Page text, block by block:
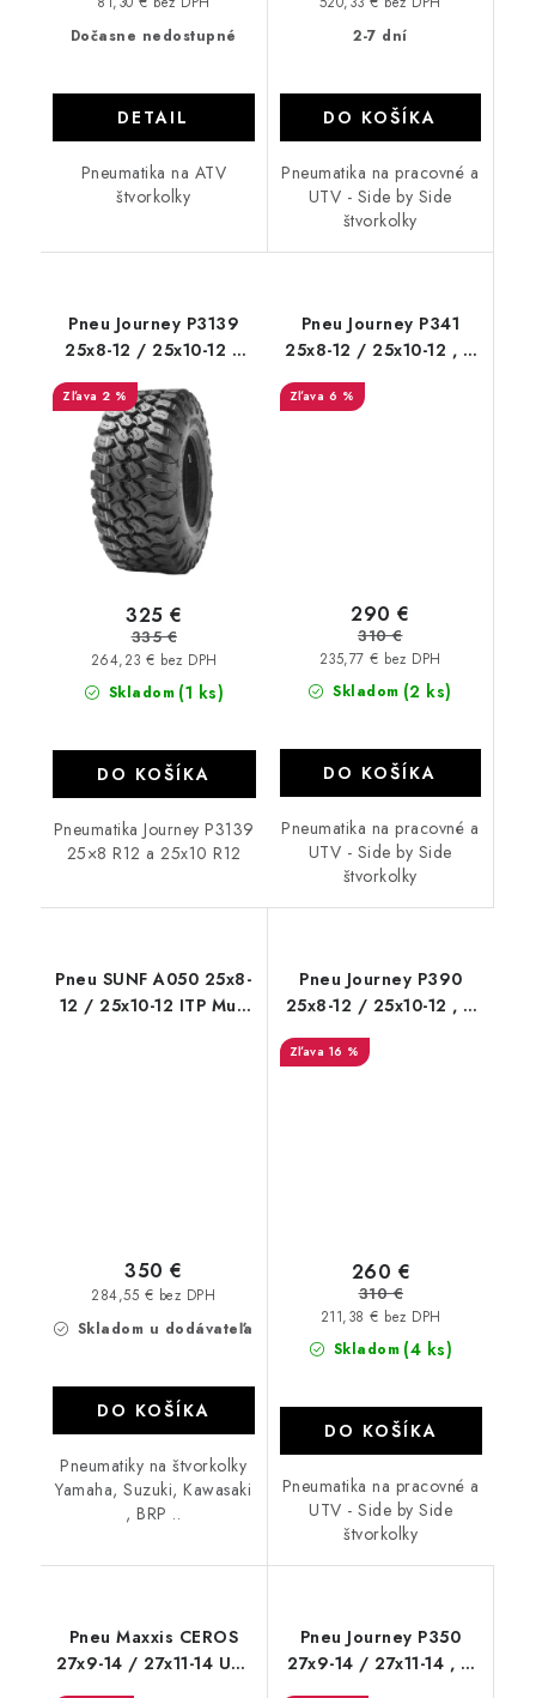
Dočasne nedostupné
DETAIL
Pneumatika na ATV
štvorkolky
2-7 dní
DO KOŠÍKA
Pneumatika na pracovné a
UTV - Side by Side
štvorkolky
Pneu Journey P3139
25x8-12 / 25x10-12 8
2 %
Skladom (1 ks)
264,23 € bez DPH
325 €
335 €
DO KOŠÍKA
Pneumatika Journey P3139
25×8 R12 a 25x10 R12
Pneu Journey P341
25x8-12 / 25x10-12 , 6
6 %
Skladom (2 ks)
235,77 € bez DPH
290 €
310 €
DO KOŠÍKA
Pneumatika na pracovné a
UTV - Side by Side
štvorkolky
Pneu SUNF A050 25x8-
12 / 25x10-12 ITP Mud
Skladom u dodávateľa
284,55 € bez DPH
350 €
DO KOŠÍKA
Pneumatiky na štvorkolky
Yamaha, Suzuki, Kawasaki
, BRP ..
Pneu Journey P390
25x8-12 / 25x10-12 , 6
PR CST Abuz
16 %
Skladom (4 ks)
211,38 € bez DPH
260 €
310 €
DO KOŠÍKA
Pneumatika na pracovné a
UTV - Side by Side
štvorkolky
Pneu Maxxis CEROS
27x9-14 / 27x11-14 UNI
Pneu Journey P350
27x9-14 / 27x11-14 , 6